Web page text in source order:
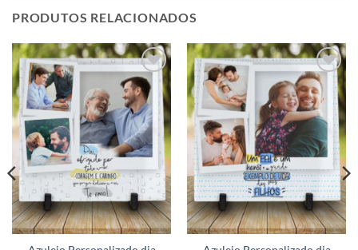
PRODUTOS RELACIONADOS
Adicionar
a lista de
desejos
Adicionar
a lista de
desejos